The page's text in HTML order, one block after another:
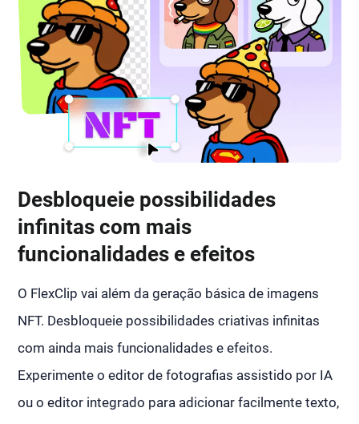
Desbloqueie possibilidades
infinitas com mais
funcionalidades e efeitos
O FlexClip vai além da geração básica de imagens
NFT. Desbloqueie possibilidades criativas infinitas
com ainda mais funcionalidades e efeitos.
Experimente o editor de fotografias assistido por IA
ou o editor integrado para adicionar facilmente texto,